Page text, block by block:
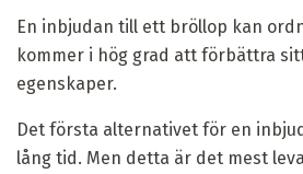
En inbjudan till ett bröllop kan
kommer i hög grad att förbättra
egenskaper.
Det första alternativet för en
lång tid. Men detta är det mest